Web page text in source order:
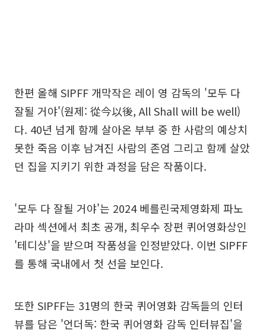
한편 올해 SIPFF 개막작은 레이 영 감독의 '모두 다
잘될 거야'(원제: 從今以後, All Shall will be well)
다. 40년 넘게 함께 살아온 부부 중 한 사람의 예상치
못한 죽음 이후 남겨진 사람의 존엄 그리고 함께 살았
던 집을 지키기 위한 과정을 담은 작품이다.
'모두 다 잘될 거야'는 2024 베를린국제영화제 파노
라마 섹션에서 최초 공개, 최우수 장편 퀴어영화상인
'테디상'을 받으며 작품성을 인정받았다. 이번 SIPFF
를 통해 국내에서 첫 선을 보인다.
또한 SIPFF는 31명의 한국 퀴어영화 감독들의 인터
뷰를 담은 '언더독: 한국 퀴어영화 감독 인터뷰집'을